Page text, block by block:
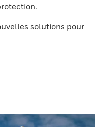
solutions pour